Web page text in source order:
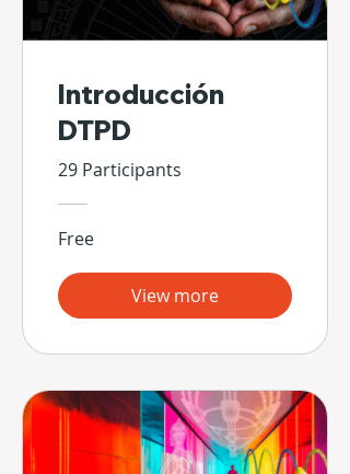
Introducción
DTPD
29 Participants
Free
View more